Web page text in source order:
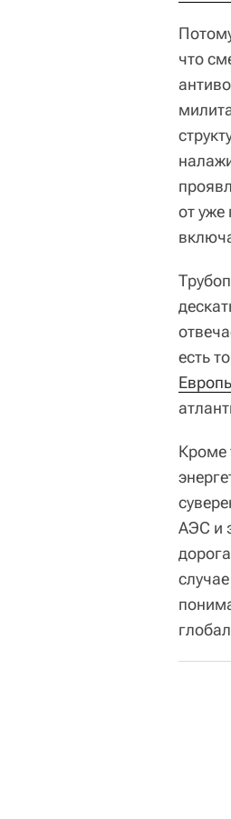
что
от уже
есть
Кроме
АЭС и